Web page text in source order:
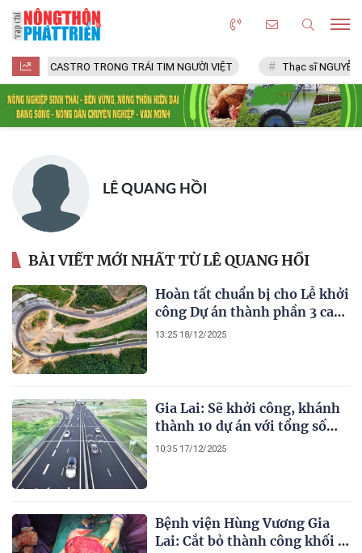
FIDEL CASTRO TRONG TRÁI TIM NGƯỜI VIỆT Thạc sĩ NGUYỄN
LÊ QUANG HỒI
BÀI VIẾT MỚI NHẤT TỪ LÊ QUANG HỒI
Hoàn tất chuẩn bị cho Lễ khởi
công Dự án thành phần 3 cao
tốc Quy Nhơn - Pleiku
13:25 18/12/2025
Gia Lai: Sẽ khởi công, khánh
thành 10 dự án với tổng số
vốn hơn 60.000 tỷ đồng
10:35 17/12/2025
Bệnh viện Hùng Vương Gia
Lai: Cắt bỏ thành công khối u